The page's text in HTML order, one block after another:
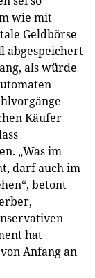
wie mit
Geldbörse
abgespeichert
als würde
Käufer
„Was im
darf auch im
betont
hat
Anfang an